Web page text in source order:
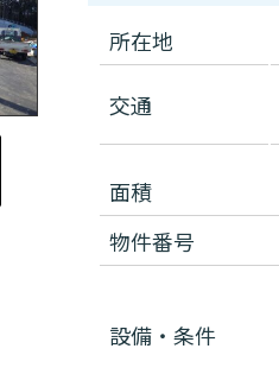
所在地
交通
面積
物件番号
設備・条件